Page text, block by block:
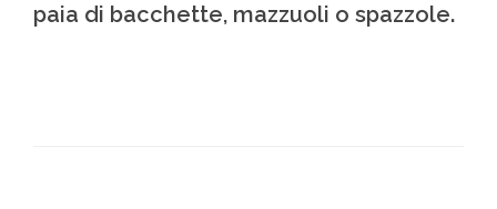
paia di bacchette, mazzuoli o spazzole.